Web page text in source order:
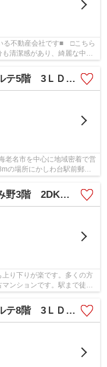
る不動産会社です■ □こちら
清潔感があり、綺麗な中古
済みマンション【仲介手数料無料】
老名市を中心に地域密着で営
の場所にかしわ台駅前郵便
リフォーム済み
り下りが楽です。多くの方
ンションです。駅まで徒歩2
済みマンション【仲介手数料無料】